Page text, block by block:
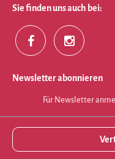
Sie finden uns auch bei:
Newsletter abonnieren
Für Newsletter